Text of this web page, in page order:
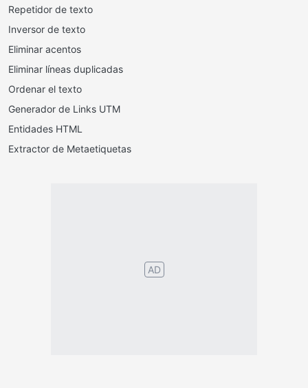
Repetidor de texto
Inversor de texto
Eliminar acentos
Eliminar líneas duplicadas
Ordenar el texto
Generador de Links UTM
Entidades HTML
Extractor de Metaetiquetas